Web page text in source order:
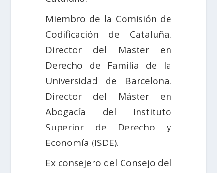
Miembro de la Comisión de
Codificación de Cataluña.
Director del Master en
Derecho de Familia de la
Universidad de Barcelona.
Director del Máster en
Abogacía del Instituto
Superior de Derecho y
Economía (ISDE).
Ex consejero del Consejo del